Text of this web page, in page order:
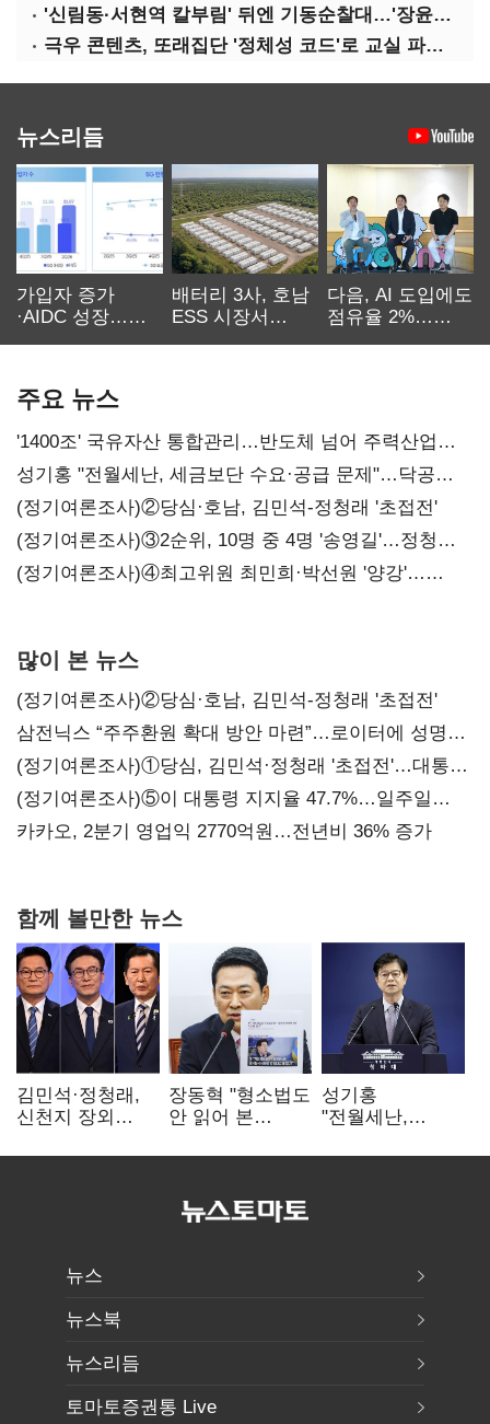
'신림동·서현역 칼부림' 뒤엔 기동순찰대…'장윤기 은폐·조작' 후엔 내부비리수사대
극우 콘텐츠, 또래집단 '정체성 코드'로 교실 파고들었다
뉴스리듬
가입자 증가
·AIDC 성장…
배터리 3사, 호남
ESS 시장서
다음, AI 도입에도
점유율 2%…
주요 뉴스
'1400조' 국유자산 통합관리…반도체 넘어 주력산업
구조혁신
성기홍 "전월세난, 세금보단 수요·공급 문제"…닥공
시사
(정기여론조사)②당심·호남, 김민석-정청래 '초접전'
(정기여론조사)③2순위, 10명 중 4명 '송영길'…정청래
'한 자릿수'
(정기여론조사)④최고위원 최민희·박선원 '양강'…
많이 본 뉴스
(정기여론조사)②당심·호남, 김민석-정청래 '초접전'
삼전닉스 “주주환원 확대 방안 마련”…로이터에 성명
보내
(정기여론조사)①당심, 김민석·정청래 '초접전'…대통령
지지도 '50% 아래로'(종합)
(정기여론조사)⑤이 대통령 지지율 47.7%…일주일
만에 다시 40%대
카카오, 2분기 영업익 2770억원…전년비 36% 증가
함께 볼만한 뉴스
김민석·정청래,
신천지 장외
"호남 계몽 규탄"
장동혁 "형소법도
안 읽어 본
속도로 무너질
성기홍
"전월세난,
공급 문제"…닥공
뉴스
뉴스북
뉴스리듬
토마토증권통 Live